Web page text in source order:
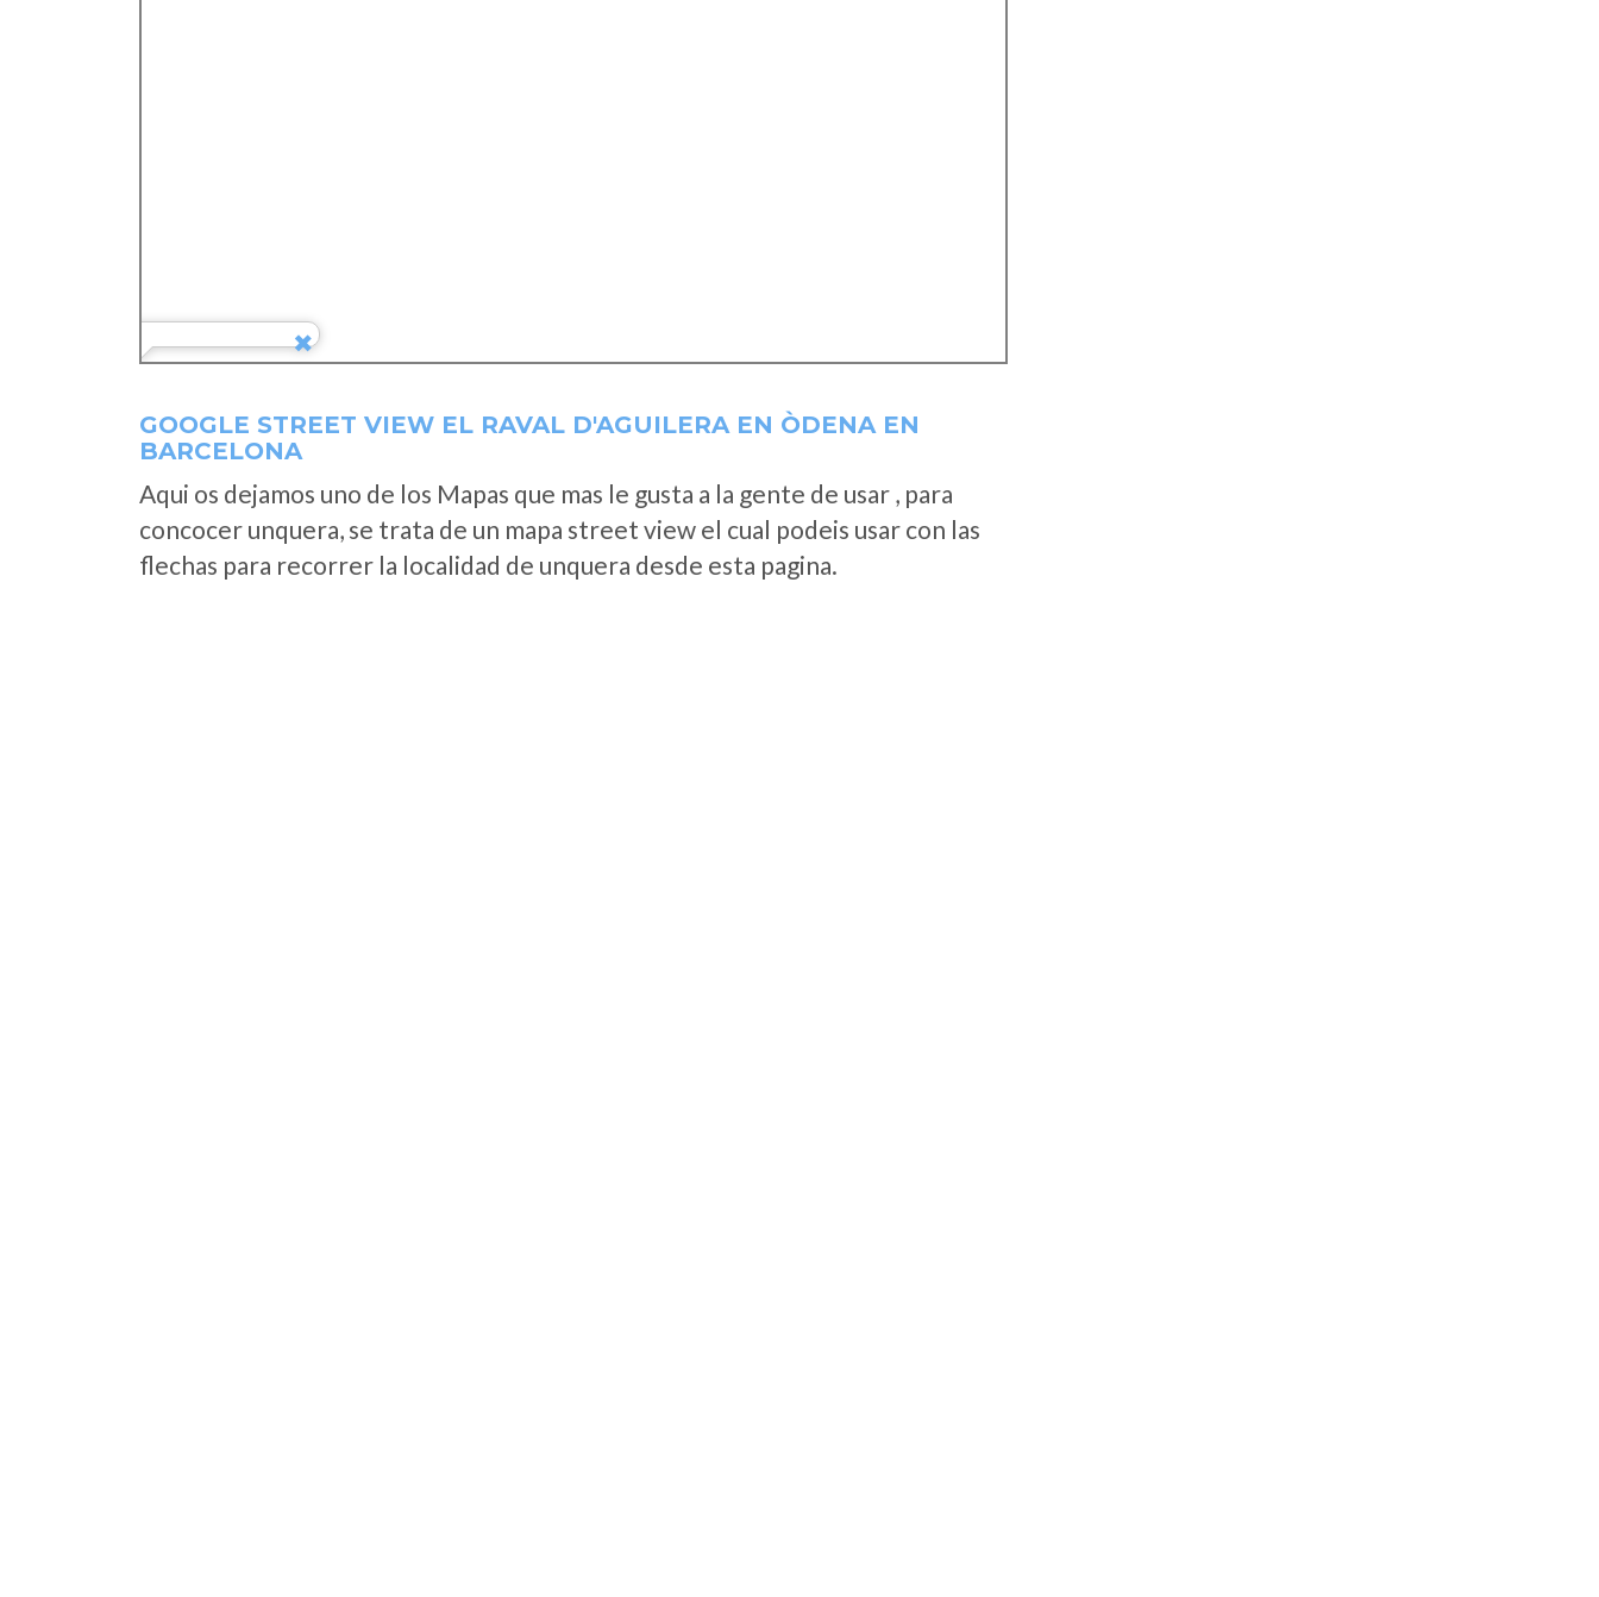
GOOGLE STREET VIEW EL RAVAL D'AGUILERA EN ÒDENA EN
BARCELONA
Aqui os dejamos uno de los Mapas que mas le gusta a la gente de usar , para
concocer unquera, se trata de un mapa street view el cual podeis usar con las
flechas para recorrer la localidad de unquera desde esta pagina.